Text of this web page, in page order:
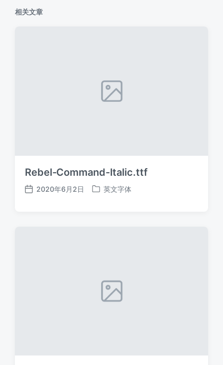
相关文章
Rebel-Command-Italic.ttf
发
2020年6月2日
发
英文字体